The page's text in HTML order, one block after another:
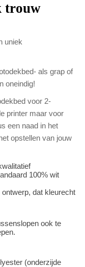
trouw
uniek
als grap of
oneindig!
voor 2-
printer maar voor
een naad in het
opstellen van jouw
100% wit
dat kleurecht
ook te
(onderzijde